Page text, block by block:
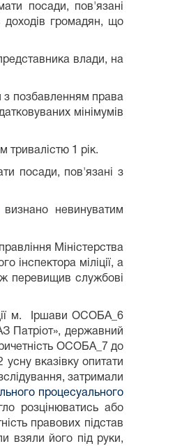
посади, пов'язані
доходів громадян, що
влади, на
з позбавленням права
мінімумів
тривалістю 1 рік.
посади, пов'язані з
визнано невинуватим
Міністерства
інспектора міліції, а
перевищив службові
м. Іршави ОСОБА_6
Патріот», державний
ОСОБА_7 до
вказівку опитати
затримали
процесуального
розцінюватись або
правових підстав
взяли його під руки,